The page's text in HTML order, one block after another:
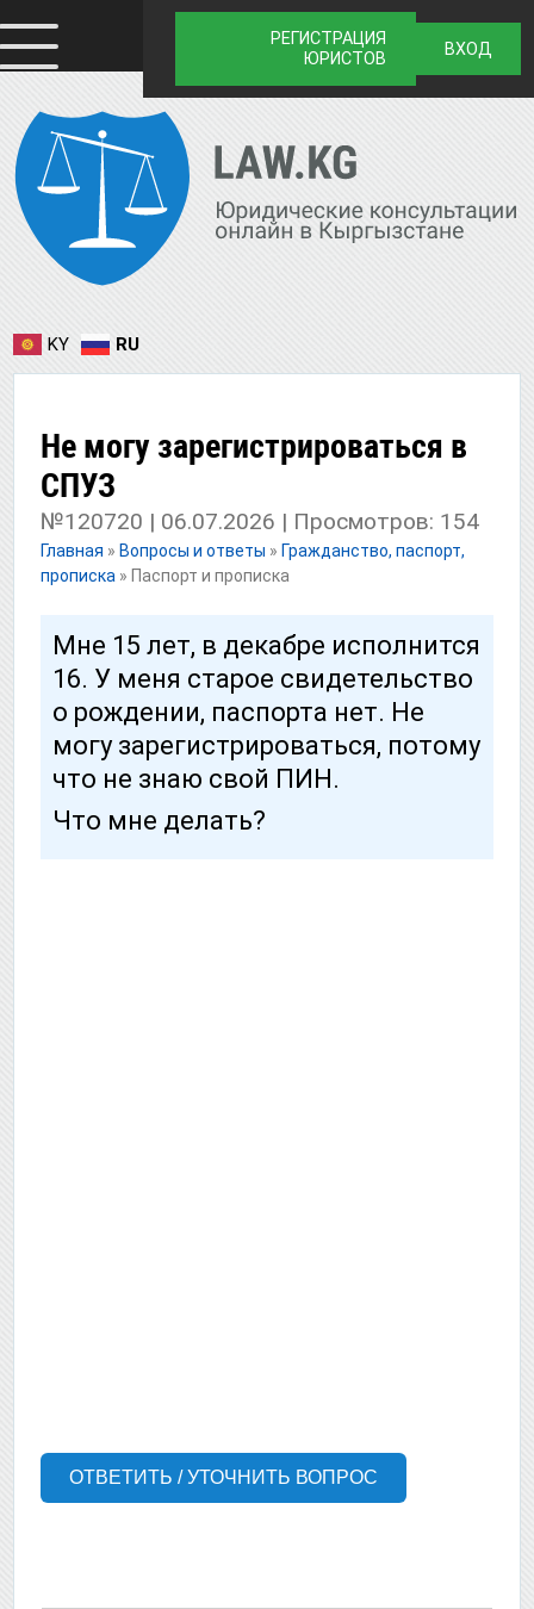
РЕГИСТРАЦИЯ
ЮРИСТОВ
ВХОД
KY RU
Не могу зарегистрироваться в
СПУЗ
№120720 | 06.07.2026 | Просмотров: 154
Главная » Вопросы и ответы » Гражданство, паспорт,
прописка » Паспорт и прописка
Мне 15 лет, в декабре исполнится
16. У меня старое свидетельство
о рождении, паспорта нет. Не
могу зарегистрироваться, потому
что не знаю свой ПИН.
Что мне делать?
ОТВЕТИТЬ / УТОЧНИТЬ ВОПРОС